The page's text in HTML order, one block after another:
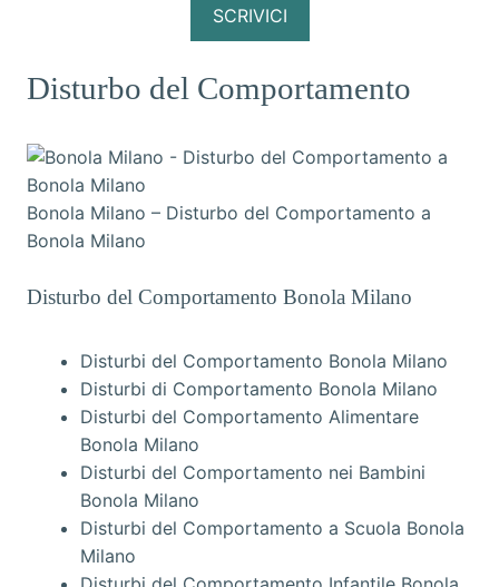
SCRIVICI
Disturbo del Comportamento
Bonola Milano – Disturbo del Comportamento a
Bonola Milano
Disturbo del Comportamento Bonola Milano
Disturbi del Comportamento Bonola Milano
Disturbi di Comportamento Bonola Milano
Disturbi del Comportamento Alimentare
Bonola Milano
Disturbi del Comportamento nei Bambini
Bonola Milano
Disturbi del Comportamento a Scuola Bonola
Milano